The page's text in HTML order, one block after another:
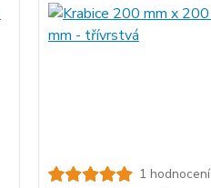
1 hodnocení